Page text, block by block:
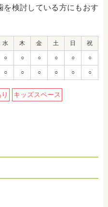
を検討している方にもおす
水 木 金 土 日 祝
○ ○ ○ ○ ○ ○
○ ○ ○ ○ ○ ○
キッズスペース